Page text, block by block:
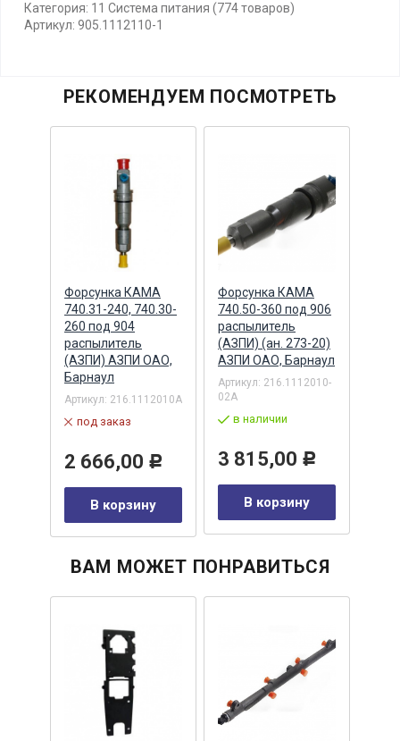
Категория: 11 Система питания (774 товаров)
Артикул: 905.1112110-1
РЕКОМЕНДУЕМ ПОСМОТРЕТЬ
Форсунка КАМА
740.31-240, 740.30-
260 под 904
распылитель
(АЗПИ) АЗПИ ОАО,
Барнаул
Артикул: 216.1112010А
под заказ
2 666,00 Р
В корзину
Форсунка КАМА
740.50-360 под 906
распылитель
(АЗПИ) (ан. 273-20)
АЗПИ ОАО, Барнаул
Артикул: 216.1112010-
02А
в наличии
3 815,00 Р
В корзину
ВАМ МОЖЕТ ПОНРАВИТЬСЯ